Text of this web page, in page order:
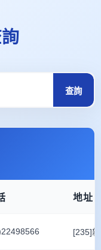
查詢
地址
[235]